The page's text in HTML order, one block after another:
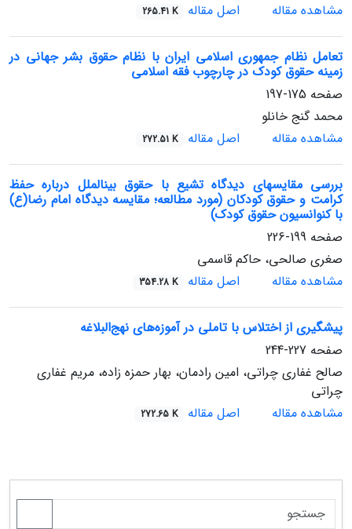
مشاهده مقاله
اصل مقاله 265.41 K
تعامل نظام جمهوری اسلامی ایران با نظام حقوق بشر جهانی در
زمینه حقوق کودک در چارچوب فقه اسلامی
صفحه 175-197
محمد گنج خانلو
مشاهده مقاله
اصل مقاله 272.51 K
بررسی مقایسه‎ای دیدگاه تشیع با حقوق بین‏الملل درباره حفظ
کرامت و حقوق کودکان (مورد مطالعه؛ مقایسه دیدگاه امام رضا(ع)
با کنوانسیون حقوق کودک)
صفحه 199-226
صغری صالحی، حاکم قاسمی
مشاهده مقاله
اصل مقاله 354.28 K
پیشگیری از اختلاس با تاملی در آموزه‌های نهج‌البلاغه
صفحه 227-244
صالح غفاری چراتی، امین رادمان، بهار حمزه زاده، مریم غفاری
چراتی
مشاهده مقاله
اصل مقاله 272.65 K